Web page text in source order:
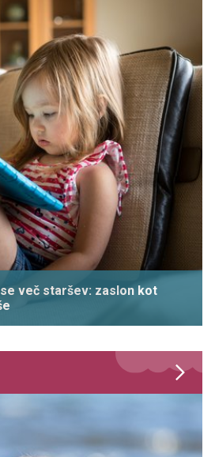
več staršev: zaslon kot